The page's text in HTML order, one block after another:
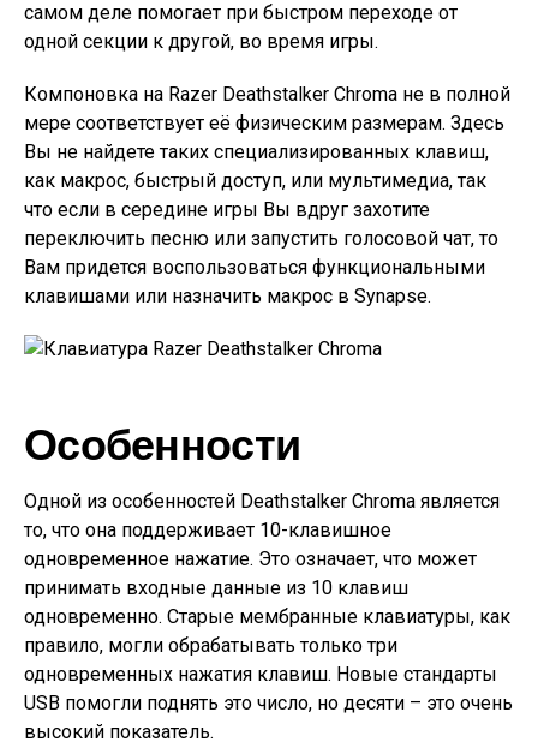
самом деле помогает при быстром переходе от
одной секции к другой, во время игры.
Компоновка на Razer Deathstalker Chroma не в полной
мере соответствует её физическим размерам. Здесь
Вы не найдете таких специализированных клавиш,
как макрос, быстрый доступ, или мультимедиа, так
что если в середине игры Вы вдруг захотите
переключить песню или запустить голосовой чат, то
Вам придется воспользоваться функциональными
клавишами или назначить макрос в Synapse.
Особенности
Одной из особенностей Deathstalker Chroma является
то, что она поддерживает 10-клавишное
одновременное нажатие. Это означает, что может
принимать входные данные из 10 клавиш
одновременно. Старые мембранные клавиатуры, как
правило, могли обрабатывать только три
одновременных нажатия клавиш. Новые стандарты
USB помогли поднять это число, но десяти – это очень
высокий показатель.